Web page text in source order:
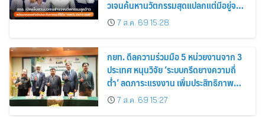
วเจนค้นหานวัตกรรมสุดแปลกแต่มีอยู่จริง
พร้อมทดลองสกิลใหม่และค้นหาคณะที่ใช่
ใน “KMITL EXPO 2026”
7 ส.ค. 69 15:28
กยท. ดีลความร่วมมือ 5 หน่วยงานจาก 3
ประเทศ หนุนวิจัย ‘ระบบกรีดยางความถี่
ต่ำ’ ลดภาระแรงงาน เพิ่มประสิทธิภาพ
การจัดการสวนยาง เสริมคุณภาพผลผลิต
ยาง
7 ส.ค. 69 15:27